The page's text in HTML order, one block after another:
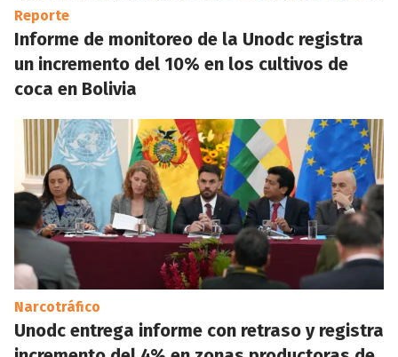
Reporte
Informe de monitoreo de la Unodc registra
un incremento del 10% en los cultivos de
coca en Bolivia
Narcotráfico
Unodc entrega informe con retraso y registra